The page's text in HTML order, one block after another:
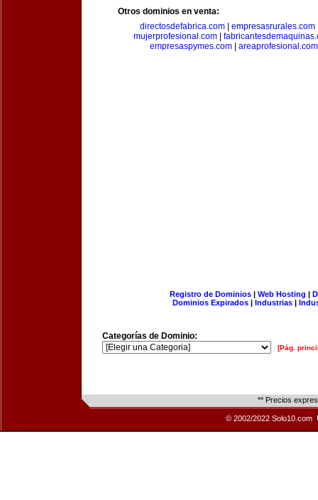
Otros dominios en venta:
directosdefabrica.com
empresasrurales.com
mujerprofesional.com|
empresaspymes.com| areaprofesional.com
Registro de Dominios| Web Hosting |
Dominios Expirados | Industrias |
Categorías de Dominio:
[Pág.
** Precios
© 2002/2022 Solo10.com